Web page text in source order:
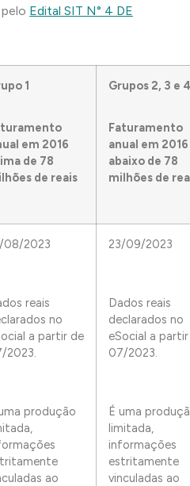
Edital SIT N° 4 DE
1
em 2016
de 78
de reais
Grupos 2, 3 e 4
Faturamento
anual em 2016
abaixo de 78
milhões de
08/2023
reais
no
a partir de
2023.
produção
ao
23/09/2023
Dados reais
declarados no
eSocial a
07/2023.
É uma
limitada,
informações
estritamente
vinculadas ao